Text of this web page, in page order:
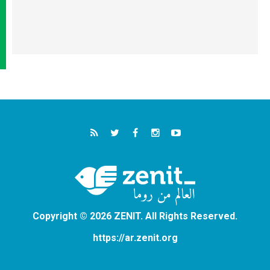
Copyright © 2026 ZENIT. All Rights Reserved.
https://ar.zenit.org